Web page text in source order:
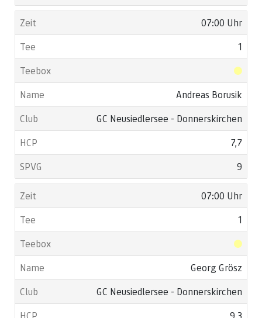
07:00 Uhr
1
Andreas Borusik
GC Neusiedlersee - Donnerskirchen
7,7
9
07:00 Uhr
1
Georg Grösz
GC Neusiedlersee - Donnerskirchen
9,3